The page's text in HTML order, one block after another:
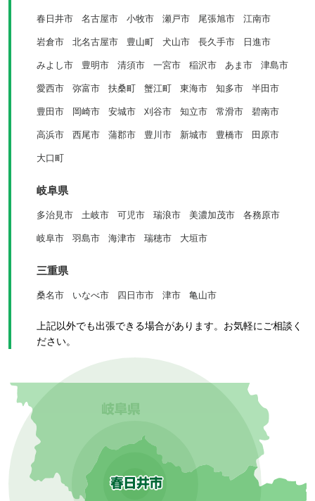
春日井市 名古屋市 小牧市 瀬戸市 尾張旭市 江南市
岩倉市 北名古屋市 豊山町 犬山市 長久手市 日進市
みよし市 豊明市 清須市 一宮市 稲沢市 あま市 津島市
愛西市 弥富市 扶桑町 蟹江町 東海市 知多市 半田市
豊田市 岡崎市 安城市 刈谷市 知立市 常滑市 碧南市
高浜市 西尾市 蒲郡市 豊川市 新城市 豊橋市 田原市
大口町
岐阜県
多治見市 土岐市 可児市 瑞浪市 美濃加茂市 各務原市
岐阜市 羽島市 海津市 瑞穂市 大垣市
三重県
桑名市 いなべ市 四日市市 津市 亀山市
上記以外でも出張できる場合があります。お気軽にご相談く
ださい。